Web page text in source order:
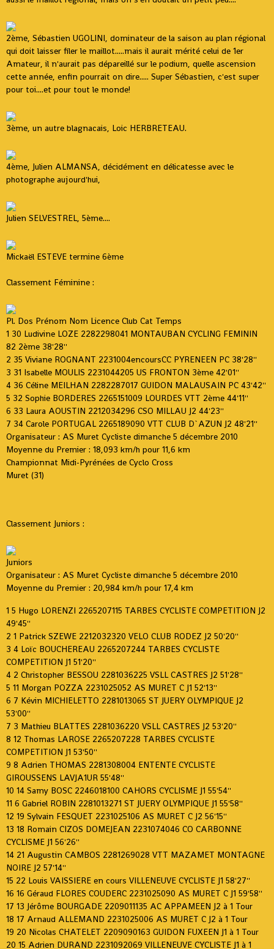
2ème, Sébastien UGOLINI, dominateur de la saison au plan régional
qui doit laisser filer le maillot.....mais il aurait mérité celui de 1er
Amateur, il n'aurait pas dépareillé sur le podium, quelle ascension
cette année, enfin pourrait on dire..... Super Sébastien, c'est super
pour toi....et pour tout le monde!
3ème, un autre blagnacais, Loic HERBRETEAU.
4ème, Julien ALMANSA, décidément en délicatesse avec le
photographe aujourd'hui,
Julien SELVESTREL, 5ème....
Mickaël ESTEVE termine 6ème
Classement Féminine :
Pl. Dos Prénom Nom Licence Club Cat Temps
1 30 Ludivine LOZE 2282298041 MONTAUBAN CYCLING FEMININ
82 2ème 38'28''
2 35 Viviane ROGNANT 2231004encoursCC PYRENEEN PC 38'28''
3 31 Isabelle MOULIS 2231044205 US FRONTON 3ème 42'01''
4 36 Céline MEILHAN 2282287017 GUIDON MALAUSAIN PC 43'42''
5 32 Sophie BORDERES 2265151009 LOURDES VTT 2ème 44'11''
6 33 Laura AOUSTIN 2212034296 CSO MILLAU J2 44'23''
7 34 Carole PORTUGAL 2265189090 VTT CLUB D`AZUN J2 48'21''
Organisateur : AS Muret Cycliste dimanche 5 décembre 2010
Moyenne du Premier : 18,093 km/h pour 11,6 km
Championnat Midi-Pyrénées de Cyclo Cross
Muret (31)
Classement Juniors :
Juniors
Organisateur : AS Muret Cycliste dimanche 5 décembre 2010
Moyenne du Premier : 20,984 km/h pour 17,4 km
1 5 Hugo LORENZI 2265207115 TARBES CYCLISTE COMPETITION J2
49'45''
2 1 Patrick SZEWE 2212032320 VELO CLUB RODEZ J2 50'20''
3 4 Loïc BOUCHEREAU 2265207244 TARBES CYCLISTE
COMPETITION J1 51'20''
4 2 Christopher BESSOU 2281036225 VSLL CASTRES J2 51'28''
5 11 Morgan POZZA 2231025052 AS MURET C J1 52'13''
6 7 Kévin MICHIELETTO 2281013065 ST JUERY OLYMPIQUE J2
53'00''
7 3 Mathieu BLATTES 2281036220 VSLL CASTRES J2 53'20''
8 12 Thomas LAROSE 2265207228 TARBES CYCLISTE
COMPETITION J1 53'50''
9 8 Adrien THOMAS 2281308004 ENTENTE CYCLISTE
GIROUSSENS LAVJA1UR 55'48''
10 14 Samy BOSC 2246018100 CAHORS CYCLISME J1 55'54''
11 6 Gabriel ROBIN 2281013271 ST JUERY OLYMPIQUE J1 55'58''
12 19 Sylvain FESQUET 2231025106 AS MURET C J2 56'15''
13 18 Romain CIZOS DOMEJEAN 2231074046 CO CARBONNE
CYCLISME J1 56'26''
14 21 Augustin CAMBOS 2281269028 VTT MAZAMET MONTAGNE
NOIRE J2 57'14''
15 22 Louis VAISSIERE en cours VILLENEUVE CYCLISTE J1 58'27''
16 16 Géraud FLORES COUDERC 2231025090 AS MURET C J1 59'58''
17 13 Jérôme BOURGADE 2209011135 AC APPAMEEN J2 à 1 Tour
18 17 Arnaud ALLEMAND 2231025006 AS MURET C J2 à 1 Tour
19 20 Nicolas CHATELET 2209090163 GUIDON FUXEEN J1 à 1 Tour
20 15 Adrien DURAND 2231092069 VILLENEUVE CYCLISTE J1 à 1